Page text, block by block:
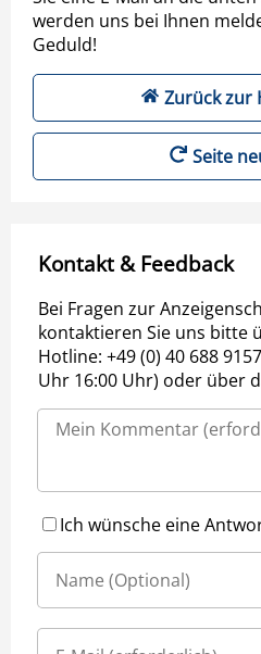
werden uns bei Ihnen
Geduld!
Zurück zur
Seite
Kontakt & Feedback
Bei Fragen zur
kontaktieren Sie uns bitte
Hotline: +49 (0) 40 688
Uhr 16:00 Uhr) oder über
Ich wünsche eine